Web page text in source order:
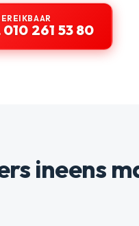
010 261 53 80
ineens